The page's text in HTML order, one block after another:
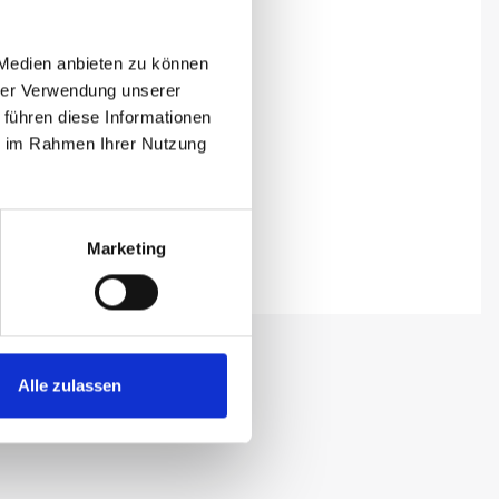
anbieten zu können
Verwendung unserer
diese Informationen
Rahmen Ihrer Nutzung
Marketing
Alle zulassen